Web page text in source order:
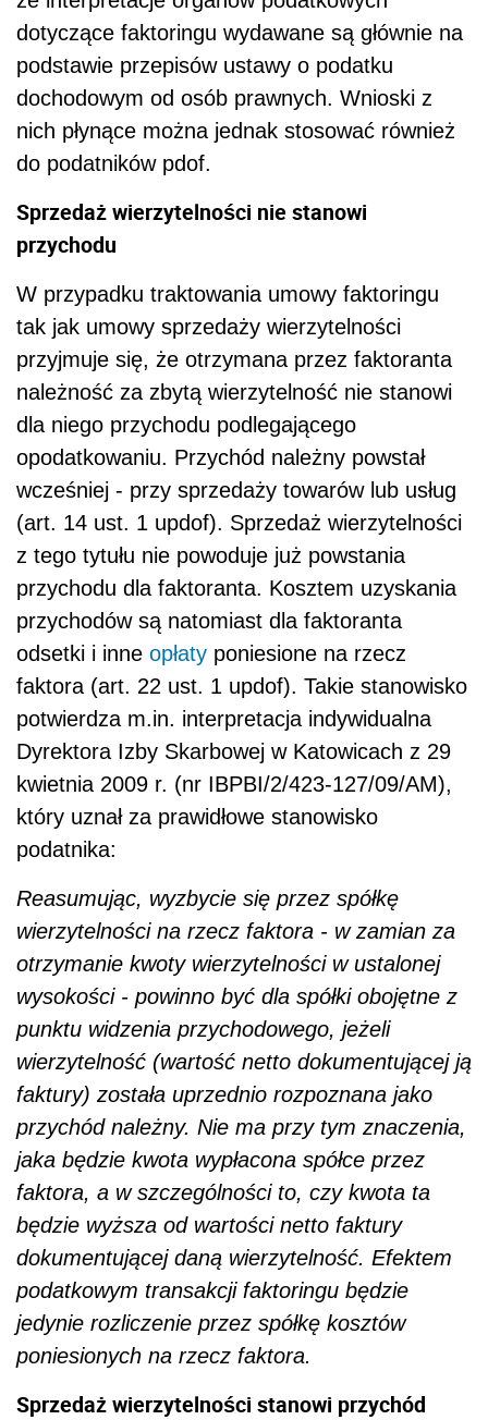
dotyczące faktoringu wydawane są głównie na
podstawie przepisów ustawy o podatku
dochodowym od osób prawnych. Wnioski z
nich płynące można jednak stosować również
do podatników pdof.
Sprzedaż wierzytelności nie stanowi
przychodu
W przypadku traktowania umowy faktoringu
tak jak umowy sprzedaży wierzytelności
przyjmuje się, że otrzymana przez faktoranta
należność za zbytą wierzytelność nie stanowi
dla niego przychodu podlegającego
opodatkowaniu. Przychód należny powstał
wcześniej - przy sprzedaży towarów lub usług
(art. 14 ust. 1 updof). Sprzedaż wierzytelności
z tego tytułu nie powoduje już powstania
przychodu dla faktoranta. Kosztem uzyskania
przychodów są natomiast dla faktoranta
odsetki i inne opłaty poniesione na rzecz
faktora (art. 22 ust. 1 updof). Takie stanowisko
potwierdza m.in. interpretacja indywidualna
Dyrektora Izby Skarbowej w Katowicach z 29
kwietnia 2009 r. (nr IBPBI/2/423-127/09/AM),
który uznał za prawidłowe stanowisko
podatnika:
Reasumując, wyzbycie się przez spółkę
wierzytelności na rzecz faktora - w zamian za
otrzymanie kwoty wierzytelności w ustalonej
wysokości - powinno być dla spółki obojętne z
punktu widzenia przychodowego, jeżeli
wierzytelność (wartość netto dokumentującej ją
faktury) została uprzednio rozpoznana jako
przychód należny. Nie ma przy tym znaczenia,
jaka będzie kwota wypłacona spółce przez
faktora, a w szczególności to, czy kwota ta
będzie wyższa od wartości netto faktury
dokumentującej daną wierzytelność. Efektem
podatkowym transakcji faktoringu będzie
jedynie rozliczenie przez spółkę kosztów
poniesionych na rzecz faktora.
Sprzedaż wierzytelności stanowi przychód